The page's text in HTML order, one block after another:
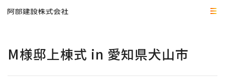
M様邸上棟式 in 愛知県犬山市